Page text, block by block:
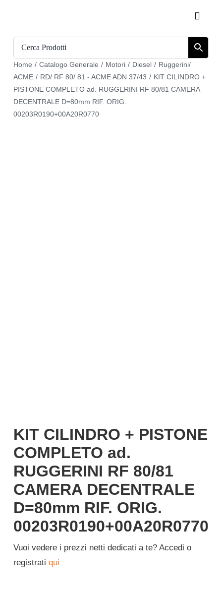
contenuto
Toggle
Catalogo
Home / Catalogo Generale / Motori / Diesel / Ruggerini/
ACME / RD/ RF 80/ 81 - ACME ADN 37/43 / KIT CILINDRO +
PISTONE COMPLETO ad. RUGGERINI RF 80/81 CAMERA
DECENTRALE D=80mm RIF. ORIG.
00203R0190+00A20R0770
KIT CILINDRO + PISTONE
COMPLETO ad.
RUGGERINI RF 80/81
CAMERA DECENTRALE
D=80mm RIF. ORIG.
00203R0190+00A20R0770
Vuoi vedere i prezzi netti dedicati a te? Accedi o
registrati qui